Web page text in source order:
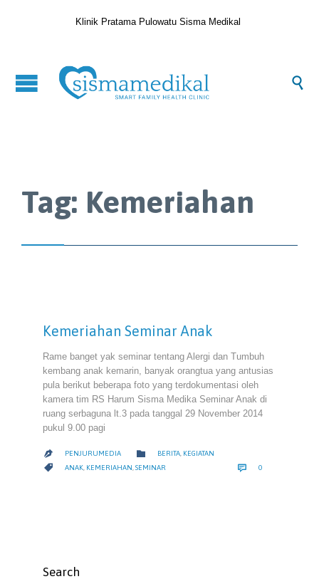
Klinik Pratama Pulowatu Sisma Medikal

Tag: Kemeriahan
Kemeriahan Seminar Anak
Rame banget yak seminar tentang Alergi dan Tumbuh
kembang anak kemarin, banyak orangtua yang antusias
pula berikut beberapa foto yang terdokumentasi oleh
kamera tim RS Harum Sisma Medika Seminar Anak di
ruang serbaguna lt.3 pada tanggal 29 November 2014
pukul 9.00 pagi
 PENJURUMEDIA  CATEGORY
BERITA KEGIATAN
 CATEGORY
ANAK KEMERIAHAN SEMINAR  0
Search